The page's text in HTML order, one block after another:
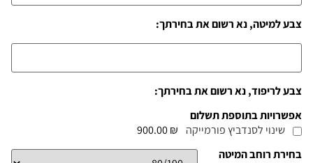
בחירת רוחב המיטה
צבע למיטה, נא רשום את בחירתך:
צבע לריפוד, נא רשום את בחירתך:
אפשרויות בתוספת תשלום
שינוי לסנדביץ פורמייקה
₪ 900.00